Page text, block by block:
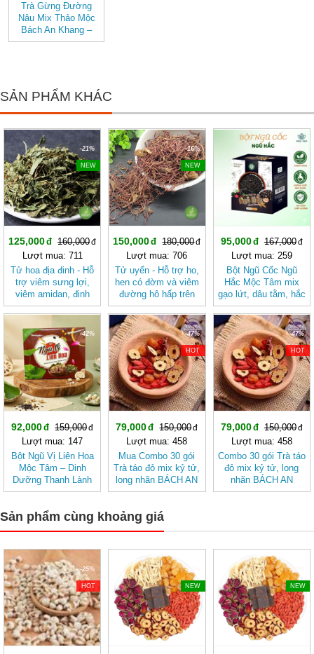
Trà Gừng Đường
Nâu Mix Thảo Mộc
Bách An Khang –
Thơm Ấm Tự Nhiên,
SẢN PHẨM KHÁC
-21%
NEW
125,000
160,000
Lượt mua: 711
Tử hoa địa đinh - Hỗ
trợ viêm sưng lợi,
viêm amidan, đinh
râu và tiêu chảy
JD349 tuhoadiadinh
-16%
NEW
150,000
180,000
Lượt mua: 706
Tử uyển - Hỗ trợ ho,
hen có đờm và viêm
đường hô hấp trên
JD350 tuuyen
95,000
167,000
Lượt mua: 259
Bột Ngũ Cốc Ngũ
Hắc Mộc Tâm mix
gạo lứt, dâu tằm, hắc
kỷ tử, mè đen, đậu
đen
-42%
92,000
159,000
Lượt mua: 147
Bột Ngũ Vị Liên Hoa
Mộc Tâm – Dinh
Dưỡng Thanh Lành
Từ Gạo Lứt Và Hạt
-47%
HOT
79,000
150,000
Lượt mua: 458
Mua Combo 30 gói
Trà táo đỏ mix kỷ tử,
long nhãn BÁCH AN
KHANG - Trà Thảo
-47%
HOT
79,000
150,000
Lượt mua: 458
Combo 30 gói Trà táo
đỏ mix kỷ tử, long
nhãn BÁCH AN
KHANG
Sản phẩm cùng khoảng giá
-25%
HOT
-20%
NEW
-20%
NEW